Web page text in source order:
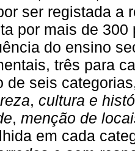
ser registada a
por mais de
do ensino
três para
de seis
, cultura e
, menção de
em cada